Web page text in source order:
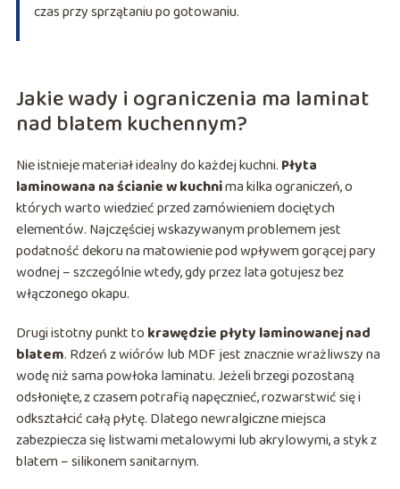
czas przy sprzątaniu po gotowaniu.
Jakie wady i ograniczenia ma laminat
nad blatem kuchennym?
Nie istnieje materiał idealny do każdej kuchni. Płyta
laminowana na ścianie w kuchnima kilka ograniczeń, o
których warto wiedzieć przed zamówieniem dociętych
elementów. Najczęściej wskazywanym problemem jest
podatność dekoru na matowienie pod wpływem gorącej pary
wodnej – szczególnie wtedy, gdy przez lata gotujesz bez
włączonego okapu.
Drugi istotny punkt to krawędzie płyty laminowanej nad
blatem. Rdzeń z wiórów lub MDF jest znacznie wrażliwszy na
wodę niż sama powłoka laminatu. Jeżeli brzegi pozostaną
odsłonięte, z czasem potrafią napęcznieć, rozwarstwić się i
odkształcić całą płytę. Dlatego newralgiczne miejsca
zabezpiecza się listwami metalowymi lub akrylowymi, a styk z
blatem – silikonem sanitarnym.